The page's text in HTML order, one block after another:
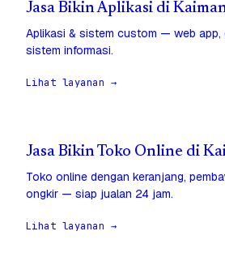
Jasa Bikin Aplikasi di
Aplikasi & sistem custom — web app,
sistem informasi.
Lihat layanan →
Jasa Bikin Toko Online di
Toko online dengan keranjang,
ongkir — siap jualan 24 jam.
Lihat layanan →